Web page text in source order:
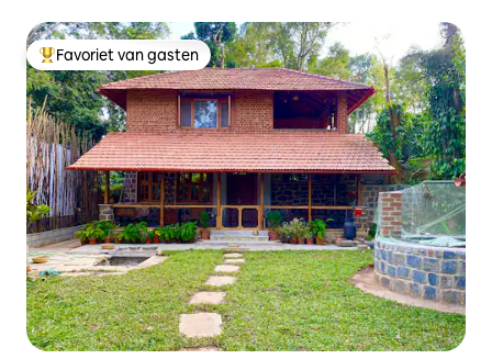
Topfavoriet van gasten
Favoriet van gasten